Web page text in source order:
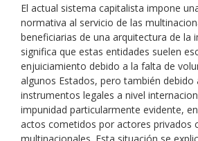
El actual sistema capitalista impone
normativa al servicio de las
beneficiarias de una arquitectura de la
significa que estas entidades suelen
enjuiciamiento debido a la falta de
algunos Estados, pero también debido
instrumentos legales a nivel
impunidad particularmente evidente,
actos cometidos por actores privados
multinacionales. Esta situación se